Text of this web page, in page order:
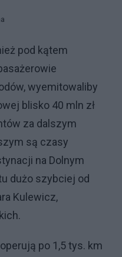
pod kątem
wyemitowaliby
blisko 40 mln zł
za dalszym
są czasy
na Dolnym
dużo szybciej od
Kulewicz,
po 1,5 tys. km